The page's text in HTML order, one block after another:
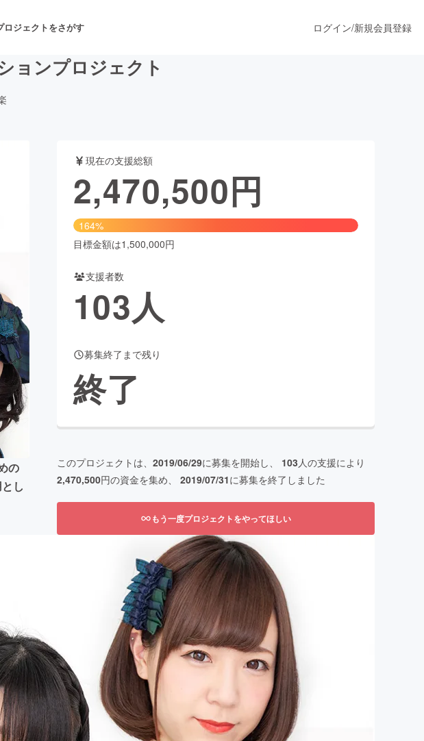
ロジェクトをさがす
舞台・パフォーマンス
フード・飲食店 ファッション
ビューティー・ヘルスケア
Creation
コミュニティ
ログイン/新規会員登録
ョンプロジェクト
の
し
現在の支援総額
2,470,500円
164%
目標金額は1,500,000円
支援者数
103人
募集終了まで残り
終了
このプロジェクトは、 2019/06/29に募集を開始し、 103人の支援により
2,470,500円の資金を集め、 2019/07/31に募集を終了しました
もう一度プロジェクトをやってほしい